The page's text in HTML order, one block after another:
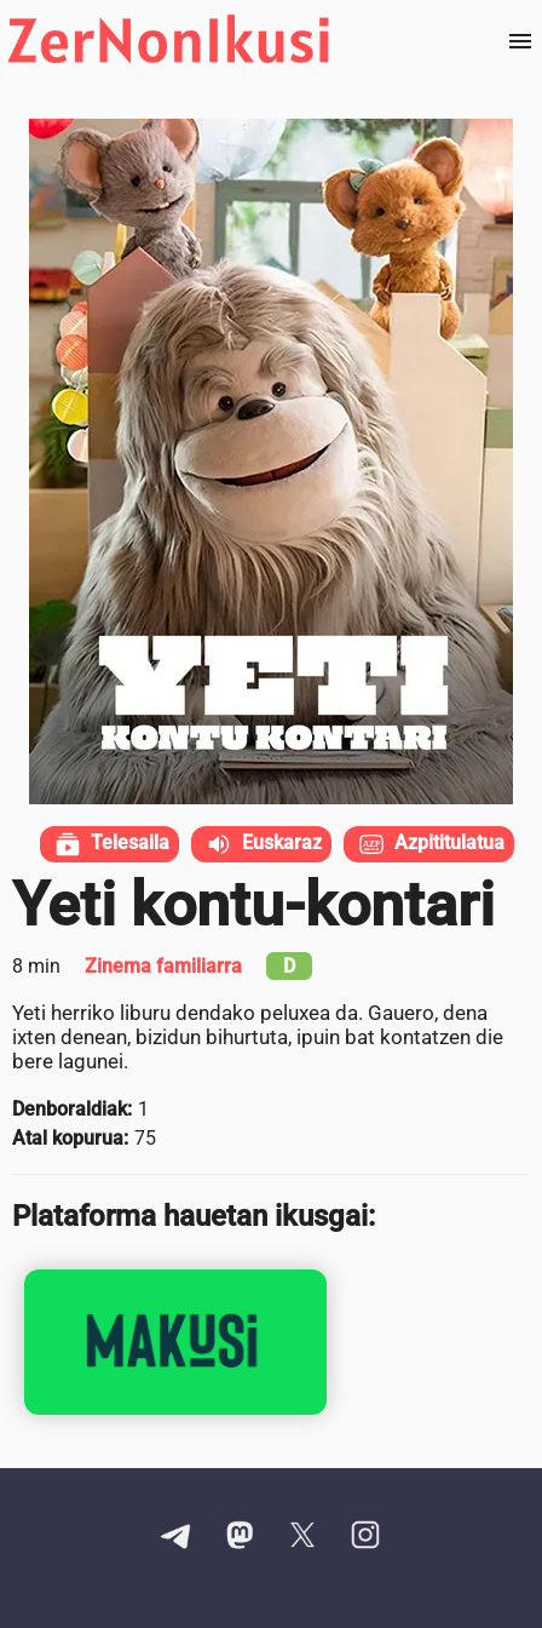
Yeti kontu-kontari
8 min Zinema familiarra D
Yeti herriko liburu dendako peluxea da. Gauero, dena
ixten denean, bizidun bihurtuta, ipuin bat kontatzen die
bere lagunei.
Denboraldiak: 1
Atal kopurua: 75
Plataforma hauetan ikusgai:
Telesaila Euskaraz Azpititulatua